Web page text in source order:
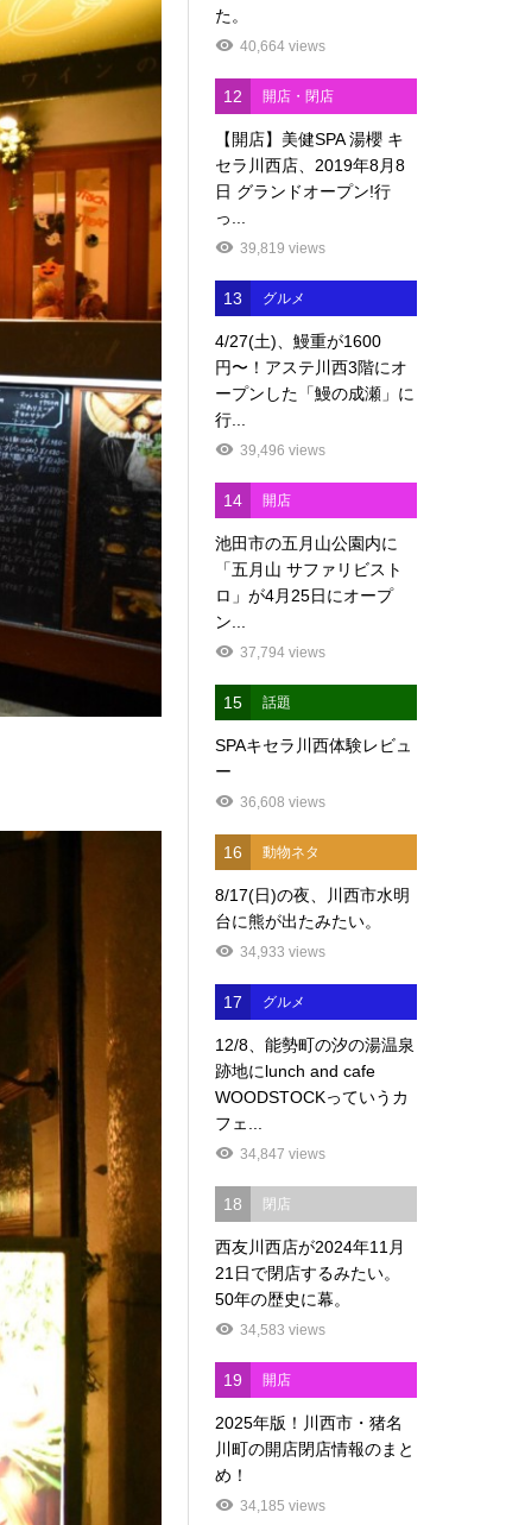
た。
40,664 views
12 開店・閉店
【開店】美健SPA 湯櫻 キ
セラ川西店、2019年8月8
日 グランドオープン!行
っ...
39,819 views
13 グルメ
4/27(土)、鰻重が1600
円〜！アステ川西3階にオ
ープンした「鰻の成瀬」に
行...
39,496 views
14 開店
池田市の五月山公園内に
「五月山 サファリビスト
ロ」が4月25日にオープ
ン...
37,794 views
15 話題
SPAキセラ川西体験レビュ
ー
36,608 views
16 動物ネタ
8/17(日)の夜、川西市水明
台に熊が出たみたい。
34,933 views
17 グルメ
12/8、能勢町の汐の湯温泉
跡地にlunch and cafe
WOODSTOCKっていうカ
フェ...
34,847 views
18 閉店
西友川西店が2024年11月
21日で閉店するみたい。
50年の歴史に幕。
34,583 views
19 開店
2025年版！川西市・猪名
川町の開店閉店情報のまと
め！
34,185 views